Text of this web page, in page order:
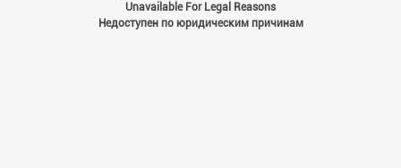
Unavailable For Legal Reasons
Недоступен по юридическим причинам